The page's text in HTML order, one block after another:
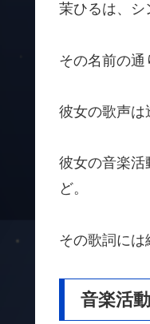
茉ひるは、シ
その名前の通
彼女の歌声は
彼女の音楽活
ど。
その歌詞には
音楽活